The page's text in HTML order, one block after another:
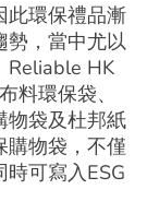
此環保禮品漸
勢，當中尤以
Reliable HK
料環保袋、
物袋及杜邦紙
購物袋，不僅
可寫入ESG